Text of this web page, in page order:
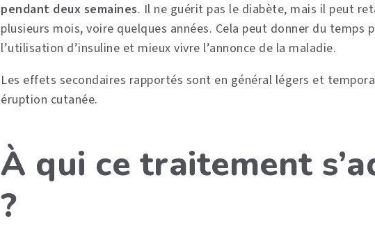
pendant deux semaines. Il ne guérit pas le diabète, mais il peut
plusieurs mois, voire quelques années. Cela peut donner du temps
l’utilisation d’insuline et mieux vivre l’annonce de la maladie.
Les effets secondaires rapportés sont en général légers et
éruption cutanée.
À qui ce traitement
?